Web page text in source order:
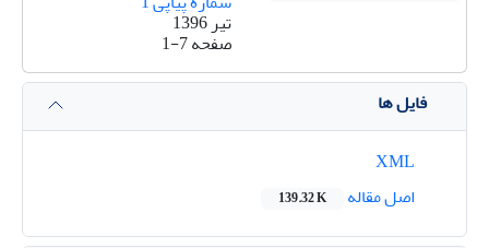
تیر 1396
صفحه1-7
فایل ها
اصل مقاله
139.32 K